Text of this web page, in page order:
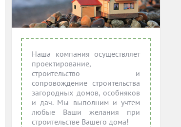
Наша компания осуществляет
проектирование,
строительство и
сопровождение строительства
загородных домов, особняков
и дач. Мы выполним и учтем
любые Ваши желания при
строительстве Вашего дома!